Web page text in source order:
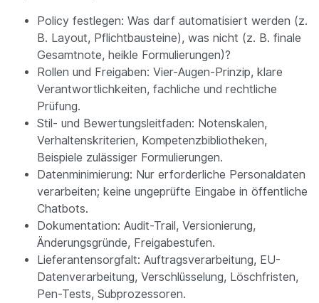
Policy festlegen: Was darf automatisiert werden (z.
B. Layout, Pflichtbausteine), was nicht (z. B. finale
Gesamtnote, heikle Formulierungen)?
Rollen und Freigaben: Vier-Augen-Prinzip, klare
Verantwortlichkeiten, fachliche und rechtliche
Prüfung.
Stil- und Bewertungsleitfaden: Notenskalen,
Verhaltenskriterien, Kompetenzbibliotheken,
Beispiele zulässiger Formulierungen.
Datenminimierung: Nur erforderliche Personaldaten
verarbeiten; keine ungeprüfte Eingabe in öffentliche
Chatbots.
Dokumentation: Audit-Trail, Versionierung,
Änderungsgründe, Freigabestufen.
Lieferantensorgfalt: Auftragsverarbeitung, EU-
Datenverarbeitung, Verschlüsselung, Löschfristen,
Pen-Tests, Subprozessoren.